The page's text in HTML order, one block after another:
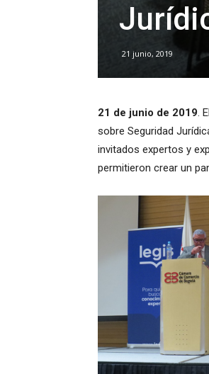
21 junio, 2019
21 de junio de 2019.
sobre Seguridad
invitados expertos y
permitieron crear un